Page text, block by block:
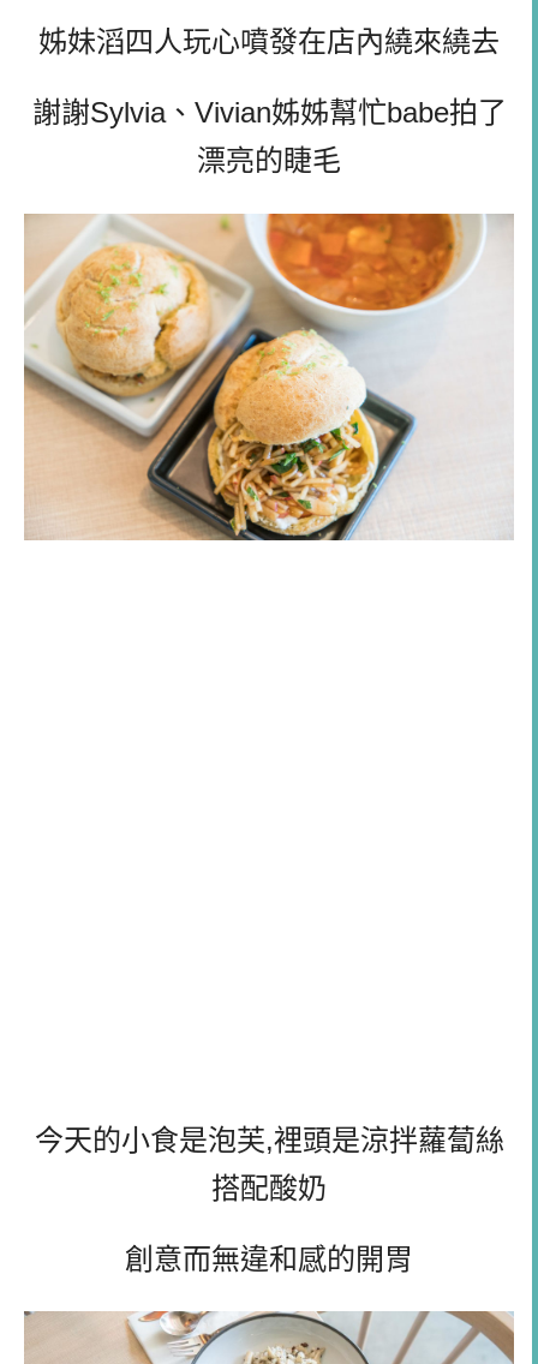
姊妹滔四人玩心噴發在店內繞來繞去
謝謝Sylvia、Vivian姊姊幫忙babe拍了
漂亮的睫毛
今天的小食是泡芙,裡頭是涼拌蘿蔔絲
搭配酸奶
創意而無違和感的開胃